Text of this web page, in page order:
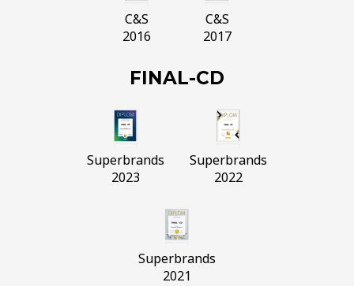
C&S
2016
C&S
2017
FINAL-CD
Superbrands
2023
Superbrands
2022
Superbrands
2021